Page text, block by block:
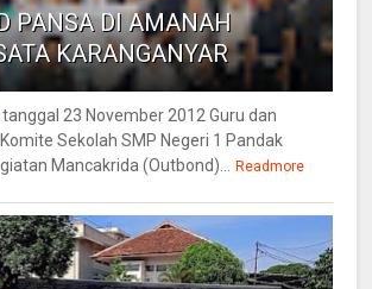
PANSA DI AMANAH
KARANGANYAR
23 November 2012 Guru dan
Sekolah SMP Negeri 1 Pandak
Mancakrida (Outbond)... Readmore